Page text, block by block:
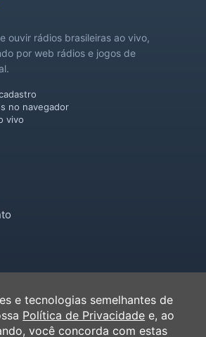
ouvir rádios brasileiras ao vivo,
por web rádios e jogos de
no navegador
vivo
e tecnologias semelhantes de
Política de Privacidade e, ao
você concorda com estas